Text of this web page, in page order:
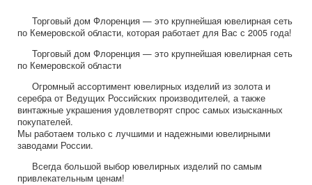
Товары Поздравления Погода
ТВ программа Я - пенсионер
Торговый дом Флоренция — это крупнейшая ювелирная сеть
по Кемеровской области, которая работает для Вас с 2005 года!
Торговый дом Флоренция — это крупнейшая ювелирная сеть
по Кемеровской области
Огромный ассортимент ювелирных изделий из золота и
серебра от Ведущих Российских производителей, а также
винтажные украшения удовлетворят спрос самых изысканных
покупателей.
Мы работаем только с лучшими и надежными ювелирными
заводами России.
Всегда большой выбор ювелирных изделий по самым
привлекательным ценам!